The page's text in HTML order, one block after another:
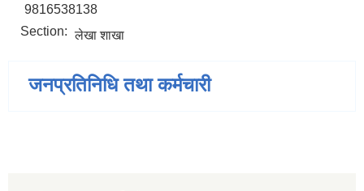
9816538138
Section: लेखा शाखा
जनप्रतिनिधि तथा कर्मचारी